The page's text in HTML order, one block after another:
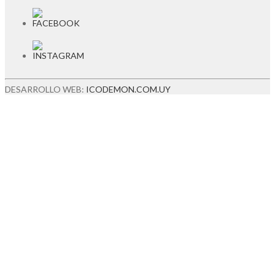
DESARROLLO WEB: ICODEMON.COM.UY